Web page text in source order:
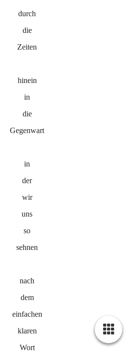
durch
die
Zeiten
hinein
in
die
Gegenwart
in
der
wir
uns
so
sehnen
nach
dem
einfachen
klaren
Wort